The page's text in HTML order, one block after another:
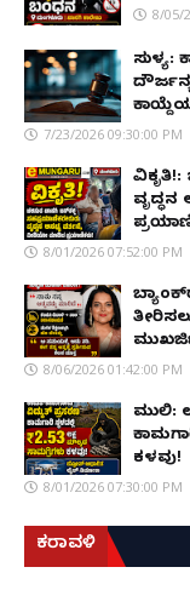
8/05/
ಸುಳ್ಯ:
7/23/2026 09:30:00 PM
8/01/2026 07:52:00 PM
8/06/2026 01:42:00 PM
ಮುಲ್ಕಿ:
ಕಳವು!
8/01/2026 07:30:00 PM
ಕರಾವಳಿ